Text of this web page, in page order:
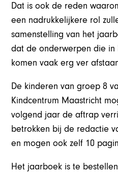
Dat is ook de reden
een nadrukkelijkere rol
samenstelling van het
dat de onderwerpen die
komen vaak erg ver
De kinderen van groep 8
Kindcentrum Maastricht
volgend jaar de aftrap
betrokken bij de redactie
en mogen ook zelf 10
Het jaarboek is te